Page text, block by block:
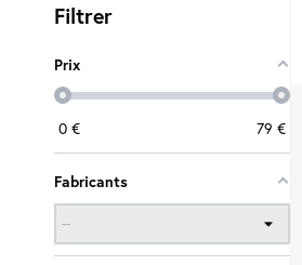
Filtrer
Prix
0 € 79 €
Fabricants